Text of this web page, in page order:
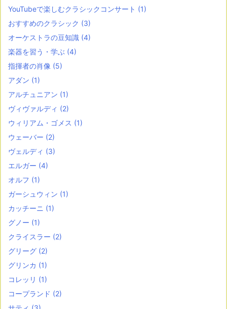
YouTubeで楽しむクラシックコンサート (1)
おすすめのクラシック (3)
オーケストラの豆知識 (4)
楽器を習う・学ぶ (4)
指揮者の肖像 (5)
アダン (1)
アルチュニアン (1)
ヴィヴァルディ (2)
ウィリアム・ゴメス (1)
ウェーバー (2)
ヴェルディ (3)
エルガー (4)
オルフ (1)
ガーシュウィン (1)
カッチーニ (1)
グノー (1)
クライスラー (2)
グリーグ (2)
グリンカ (1)
コレッリ (1)
コープランド (2)